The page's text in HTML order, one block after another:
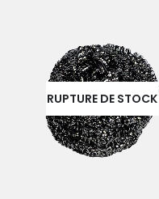
RUPTURE DE STOCK